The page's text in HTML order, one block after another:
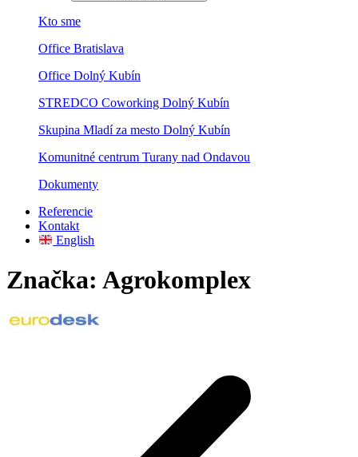
Kto sme
Office Bratislava
Office Dolný Kubín
STREDCO Coworking Dolný Kubín
Skupina Mladí za mesto Dolný Kubín
Komunitné centrum Turany nad Ondavou
Dokumenty
Referencie
Kontakt
English
Značka: Agrokomplex